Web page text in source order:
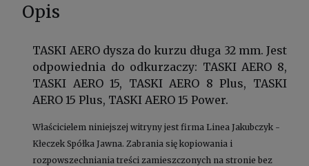
Opis
TASKI AERO dysza do kurzu długa 32 mm. Jest
odpowiednia do odkurzaczy: TASKI AERO 8,
TASKI AERO 15, TASKI AERO 8 Plus, TASKI
AERO 15 Plus, TASKI AERO 15 Power.
Właścicielem niniejszej witryny jest firma Linea Jakubczyk -
Kłeczek Spółka Jawna. Zabrania się kopiowania i
rozpowszechniania treści zamieszczonych na stronie bez